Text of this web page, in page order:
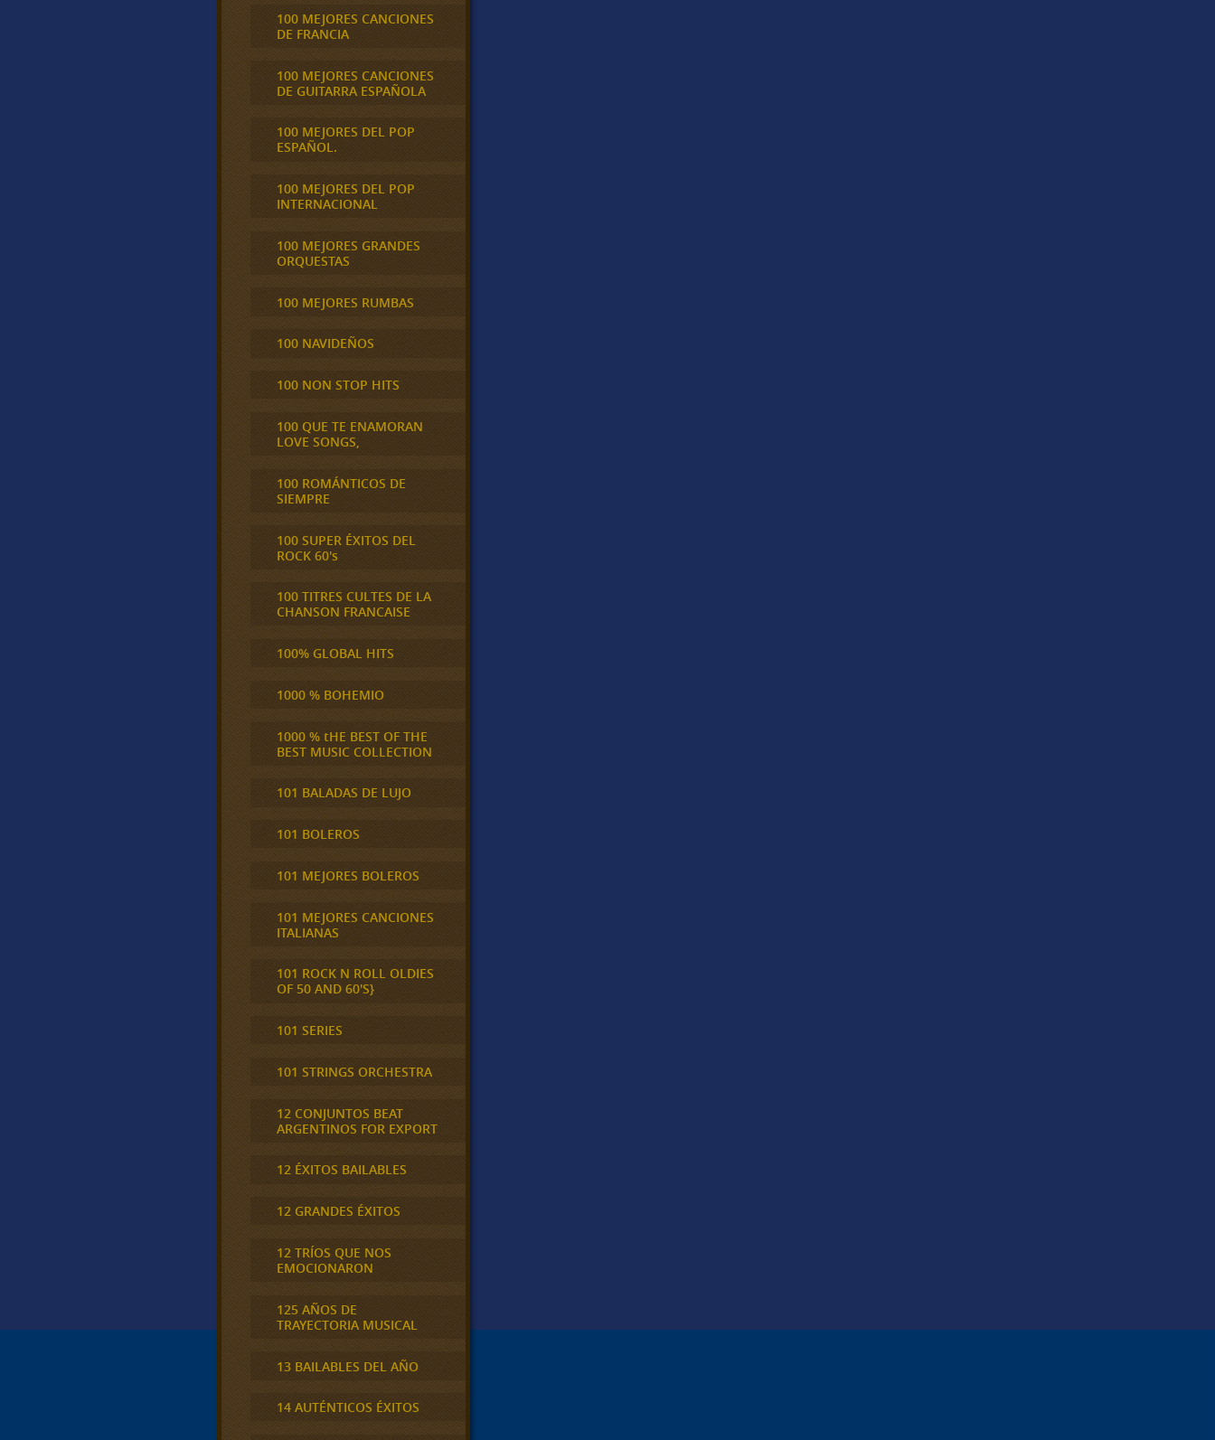
100 MEJORES CANCIONES
DE FRANCIA
100 MEJORES CANCIONES
DE GUITARRA ESPAÑOLA
100 MEJORES DEL POP
ESPAÑOL.
100 MEJORES DEL POP
INTERNACIONAL
100 MEJORES GRANDES
ORQUESTAS
100 MEJORES RUMBAS
100 NAVIDEÑOS
100 NON STOP HITS
100 QUE TE ENAMORAN
LOVE SONGS,
100 ROMÁNTICOS DE
SIEMPRE
100 SUPER ÉXITOS DEL
ROCK 60's
100 TITRES CULTES DE LA
CHANSON FRANCAISE
100% GLOBAL HITS
1000 % BOHEMIO
1000 % tHE BEST OF THE
BEST MUSIC COLLECTION
101 BALADAS DE LUJO
101 BOLEROS
101 MEJORES BOLEROS
101 MEJORES CANCIONES
ITALIANAS
101 ROCK N ROLL OLDIES
OF 50 AND 60'S}
101 SERIES
101 STRINGS ORCHESTRA
12 CONJUNTOS BEAT
ARGENTINOS FOR EXPORT
12 ÉXITOS BAILABLES
12 GRANDES ÉXITOS
12 TRÍOS QUE NOS
EMOCIONARON
125 AÑOS DE
TRAYECTORIA MUSICAL
13 BAILABLES DEL AÑO
14 AUTÉNTICOS ÉXITOS